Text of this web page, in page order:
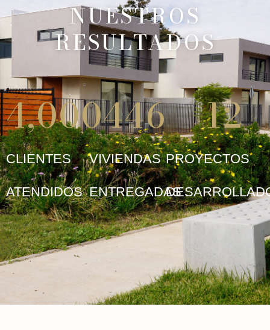
NUESTROS
RESULTADOS
CLIENTES
ATENDIDOS
4,000
VIVIENDAS
ENTREGADAS
446
PROYECTOS
12